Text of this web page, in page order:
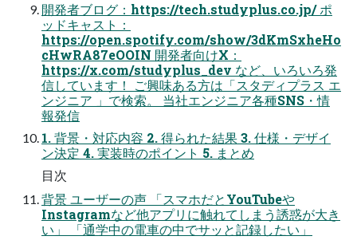
開発者ブログ：https://tech.studyplus.co.jp/ ポ
ッドキャスト：
https://open.spotify.com/show/3dKmSxheHo
cHwRA87eOOIN 開発者向けX：
https://x.com/studyplus_dev など、いろいろ発
信しています！ ご興味ある方は「スタディプラス エ
ンジニア 」で検索。 当社エンジニア各種SNS・情
報発信
1. 背景・対応内容 2. 得られた結果 3. 仕様・デザイ
ン決定 4. 実装時のポイント 5. まとめ
目次
背景 ユーザーの声 「スマホだとYouTubeや
Instagramなど他アプリに触れてしまう誘惑が大き
い」 「通学中の電車の中でサッと記録したい」